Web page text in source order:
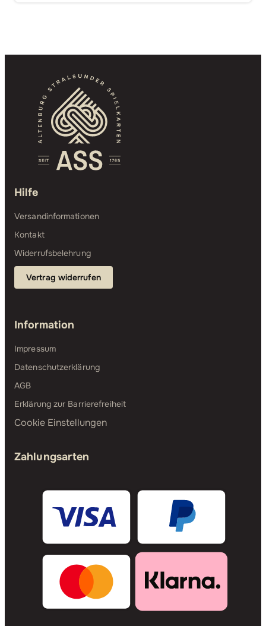
Hilfe
Versandinformationen
Kontakt
Widerrufsbelehrung
Vertrag widerrufen
Information
Impressum
Datenschutzerklärung
AGB
Erklärung zur Barrierefreiheit
Cookie Einstellungen
Zahlungsarten